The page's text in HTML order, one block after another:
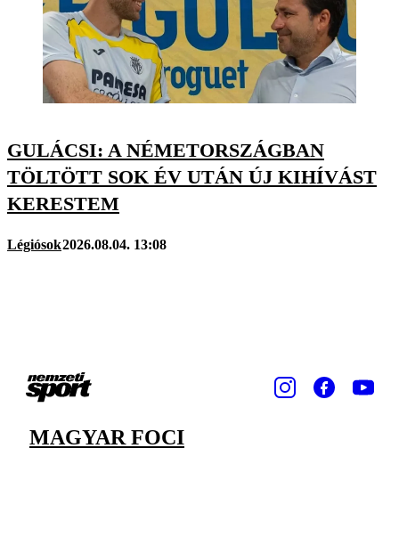
GULÁCSI: A NÉMETORSZÁGBAN
TÖLTÖTT SOK ÉV UTÁN ÚJ KIHÍVÁST
KERESTEM
Légiósok2026.08.04. 13:08
MAGYAR FOCI